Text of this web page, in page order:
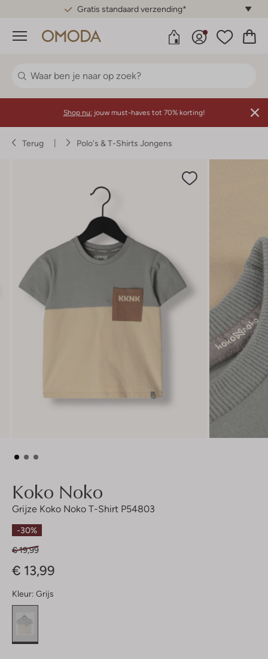
Gratis standaard verzending*
Menu
Shop nu: jouw must-haves tot 70% korting!
Terug Polo's & T-Shirts Jongens
Koko Noko
Grijze Koko Noko T-Shirt P54803
-30%
€ 19,99
€ 13,99
Kleur: Grijs